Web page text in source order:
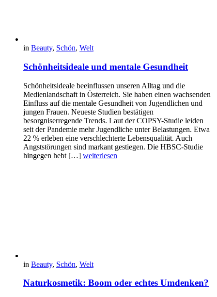
in Beauty, Schön, Welt
Schönheitsideale und mentale Gesundheit
Schönheitsideale beeinflussen unseren Alltag und die
Medienlandschaft in Österreich. Sie haben einen wachsenden
Einfluss auf die mentale Gesundheit von Jugendlichen und
jungen Frauen. Neueste Studien bestätigen
besorgniserregende Trends. Laut der COPSY-Studie leiden
seit der Pandemie mehr Jugendliche unter Belastungen. Etwa
22 % erleben eine verschlechterte Lebensqualität. Auch
Angststörungen sind markant gestiegen. Die HBSC-Studie
hingegen hebt […] weiterlesen
in Beauty, Schön, Welt
Naturkosmetik: Boom oder echtes Umdenken?